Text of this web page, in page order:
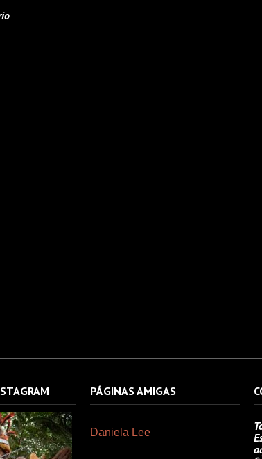
PÁGINAS AMIGAS
Daniela Lee